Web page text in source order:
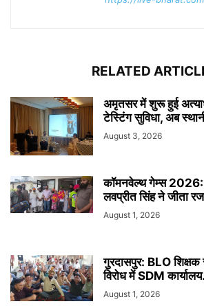
RELATED
अमृतसर में शुरू हुई
टेस्टिंग सुविधा, अब
August 3, 2026
कॉमनवेल्थ गेम्स 2026:
लवप्रीत सिंह ने जीता
August 1, 2026
गुरदासपुर: BLO शिक्षक
विरोध में SDM
August 1, 2026